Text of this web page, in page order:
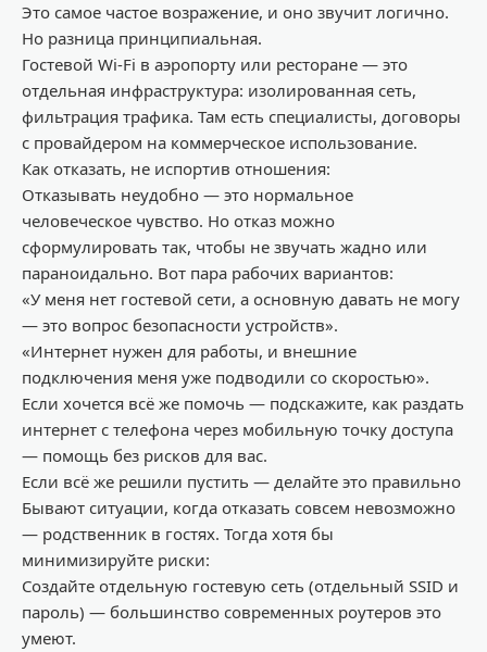
Это самое частое возражение, и оно звучит логично.
Но разница принципиальная.
Гостевой Wi-Fi в аэропорту или ресторане — это
отдельная инфраструктура: изолированная сеть,
фильтрация трафика. Там есть специалисты, договоры
с провайдером на коммерческое использование.
Как отказать, не испортив отношения:
Отказывать неудобно — это нормальное
человеческое чувство. Но отказ можно
сформулировать так, чтобы не звучать жадно или
параноидально. Вот пара рабочих вариантов:
«Уменя нет гостевой сети, а основную давать не могу
— это вопрос безопасности устройств».
«Интернет нужен для работы, и внешние
подключения меня уже подводили со скоростью».
Если хочется всё же помочь — подскажите, как раздать
интернет с телефона через мобильную точку доступа
— помощь без рисков для вас.
Если всё же решили пустить — делайте это правильно
Бывают ситуации, когда отказать совсем невозможно
— родственник в гостях. Тогда хотя бы
минимизируйте риски:
Создайте отдельную гостевую сеть (отдельный SSID и
пароль) — большинство современных роутеров это
умеют.